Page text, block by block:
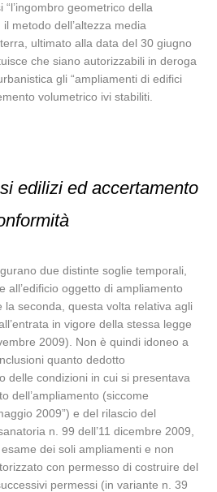
geometrico della
metodo dell’altezza media
ultimato alla data del 30 giugno
che siano autorizzabili in deroga
gli “ampliamenti di edifici
volumetrico ivi stabiliti.
edilizi ed accertamento
due distinte soglie temporali,
all’edificio oggetto di ampliamento
seconda, questa volta relativa agli
in vigore della stessa legge
2009). Non è quindi idoneo a
quanto dedotto
delle condizioni in cui si presentava
dell’ampliamento (siccome
2009”) e del rilascio del
n. 99 dell’11 dicembre 2009,
dei soli ampliamenti e non
con permesso di costruire del
permessi (in variante n. 39